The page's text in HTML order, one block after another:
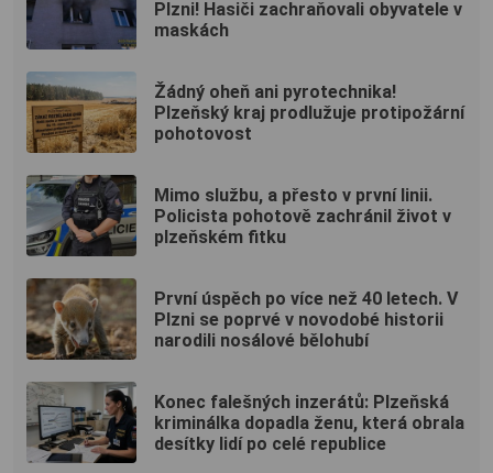
Plzni! Hasiči zachraňovali obyvatele v
maskách
Žádný oheň ani pyrotechnika!
Plzeňský kraj prodlužuje protipožární
pohotovost
Mimo službu, a přesto v první linii.
Policista pohotově zachránil život v
plzeňském fitku
První úspěch po více než 40 letech. V
Plzni se poprvé v novodobé historii
narodili nosálové bělohubí
Konec falešných inzerátů: Plzeňská
kriminálka dopadla ženu, která obrala
desítky lidí po celé republice